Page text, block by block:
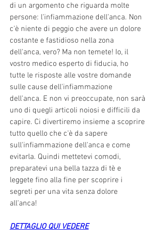
di un argomento che riguarda molte
persone: l'infiammazione dell'anca. Non
c'è niente di peggio che avere un dolore
costante e fastidioso nella zona
dell'anca, vero? Ma non temete! Io, il
vostro medico esperto di fiducia, ho
tutte le risposte alle vostre domande
sulle cause dell'infiammazione
dell'anca. E non vi preoccupate, non sarà
uno di quegli articoli noiosi e difficili da
capire. Ci divertiremo insieme a scoprire
tutto quello che c'è da sapere
sull'infiammazione dell'anca e come
evitarla. Quindi mettetevi comodi,
preparatevi una bella tazza di tè e
leggete fino alla fine per scoprire i
segreti per una vita senza dolore
all'anca!
DETTAGLIO QUI VEDERE